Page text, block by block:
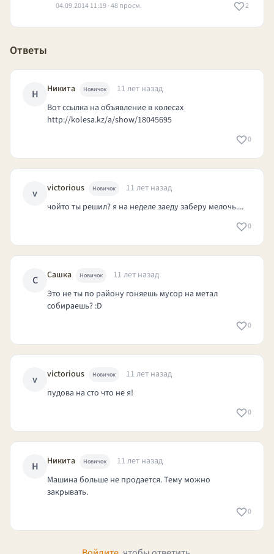
04.09.2014 11:19 · 48 просм. 2
Ответы
Н Никита Новичок
11 лет назад
Вот ссылка на объявление в колесах
http://kolesa.kz/a/show/18045695
0
v victorious Новичок
11 лет назад
чойто ты решил? я на неделе заеду заберу мелочь....
0
С Сашка Новичок
11 лет назад
Это не ты по району гоняешь мусор на метал
собираешь? :D
0
v victorious Новичок
11 лет назад
пудова на сто что не я!
0
Н Никита Новичок
11 лет назад
Машина больше не продается. Тему можно
закрывать.
0